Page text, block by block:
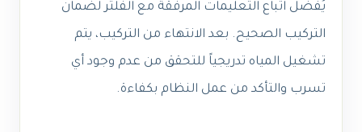
يُفضل اتباع التعليمات المرفقة مع الفلتر لضمان
التركيب الصحيح. بعد الانتهاء من التركيب، يتم
تشغيل المياه تدريجياً للتحقق من عدم وجود أي
تسرب والتأكد من عمل النظام بكفاءة.